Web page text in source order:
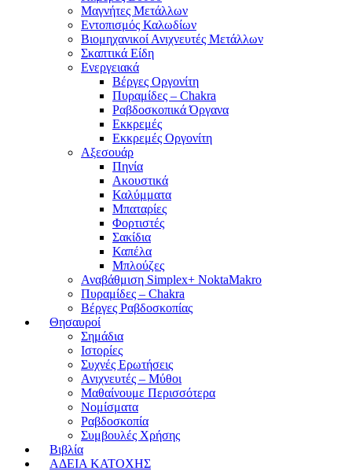
Μαγνήτες Μετάλλων
Εντοπισμός Καλωδίων
Βιομηχανικοί Ανιχνευτές Μετάλλων
Σκαπτικά Είδη
Ενεργειακά
Βέργες Οργονίτη
Πυραμίδες – Chakra
Ραβδοσκοπικά Όργανα
Εκκρεμές
Εκκρεμές Οργονίτη
Αξεσουάρ
Πηνία
Ακουστικά
Καλύμματα
Μπαταρίες
Φορτιστές
Σακίδια
Καπέλα
Μπλούζες
Αναβάθμιση Simplex+ NoktaMakro
Πυραμίδες – Chakra
Βέργες Ραβδοσκοπίας
Θησαυροί
Σημάδια
Ιστορίες
Συχνές Ερωτήσεις
Ανιχνευτές – Μύθοι
Μαθαίνουμε Περισσότερα
Νομίσματα
Ραβδοσκοπία
Συμβουλές Χρήσης
Βιβλία
ΑΔΕΙΑ ΚΑΤΟΧΗΣ